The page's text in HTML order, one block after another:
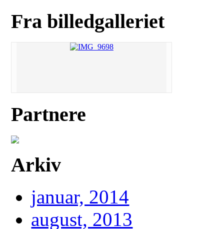
Fra billedgalleriet
Partnere
Arkiv
januar, 2014
august, 2013